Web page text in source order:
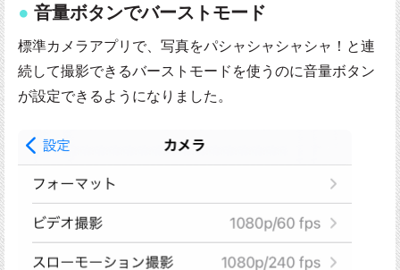
音量ボタンでバーストモード
標準カメラアプリで、写真をパシャシャシャシャ！と連
続して撮影できるバーストモードを使うのに音量ボタン
が設定できるようになりました。